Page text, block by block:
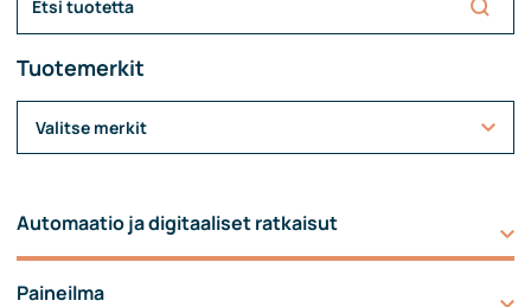
Tuotemerkit
Valitse merkit
Automaatio ja digitaaliset ratkaisut
Paineilma